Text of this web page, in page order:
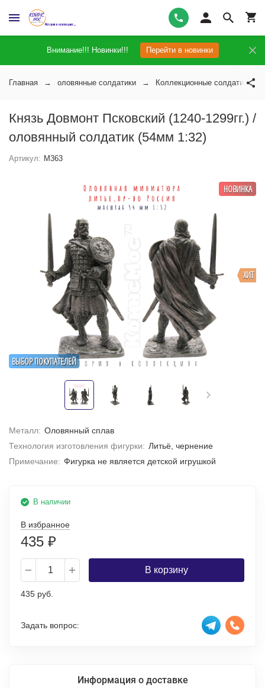
Внимание!!! Новинки!!! Перейти в новинки
Главная оловянные солдатики Коллекционные солдатики
Князь Довмонт Псковский (1240-1299гг.) /
оловянный солдатик (54мм 1:32)
Артикул: M363
ВЫБОР ПОКУПАТЕЛЕЙ
ХИТ
НОВИНКА
Металл: Оловянный сплав
Технология изготовления фигурки: Литьё, чернение
Примечание: Фигурка не является детской игрушкой
В наличии
В избранное
435 ₽
В корзину
435 руб.
Задать вопрос:
Информация о доставке